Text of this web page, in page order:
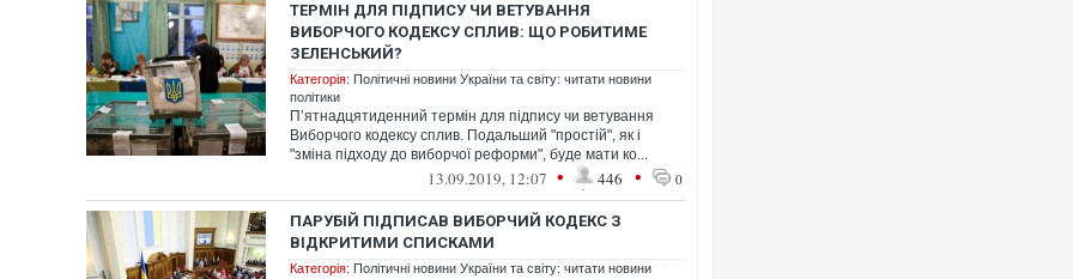
ТЕРМІН ДЛЯ ПІДПИСУ ЧИ ВЕТУВАННЯ
ВИБОРЧОГО КОДЕКСУ СПЛИВ: ЩО РОБИТИМЕ
ЗЕЛЕНСЬКИЙ?
Категорія: Політичні новини України та світу: читати новини
політики
П’ятнадцятиденний термін для підпису чи ветування
Виборчого кодексу сплив. Подальший "простій", як і
"зміна підходу до виборчої реформи", буде мати ко...
13.09.2019, 12:07 • 446 • 0
ПАРУБІЙ ПІДПИСАВ ВИБОРЧИЙ КОДЕКС З
ВІДКРИТИМИ СПИСКАМИ
Категорія: Політичні новини України та світу: читати новини